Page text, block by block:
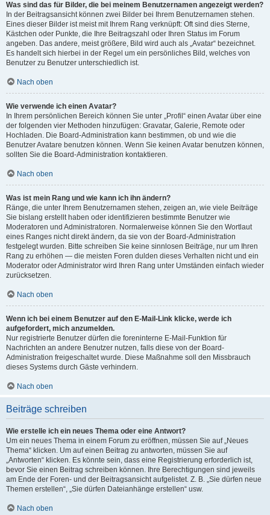
Was sind das für Bilder, die bei meinem Benutzernamen angezeigt werden?
In der Beitragsansicht können zwei Bilder bei Ihrem Benutzernamen stehen.
Eines dieser Bilder ist meist mit Ihrem Rang verknüpft: Oft sind dies Sterne,
Kästchen oder Punkte, die Ihre Beitragszahl oder Ihren Status im Forum
angeben. Das andere, meist größere, Bild wird auch als „Avatar“ bezeichnet.
Es handelt sich hierbei in der Regel um ein persönliches Bild, welches von
Benutzer zu Benutzer unterschiedlich ist.
Nach oben
Wie verwende ich einen Avatar?
In Ihrem persönlichen Bereich können Sie unter „Profil“ einen Avatar über eine
der folgenden vier Methoden hinzufügen: Gravatar, Galerie, Remote oder
Hochladen. Die Board-Administration kann bestimmen, ob und wie die
Benutzer Avatare benutzen können. Wenn Sie keinen Avatar benutzen können,
sollten Sie die Board-Administration kontaktieren.
Nach oben
Was ist mein Rang und wie kann ich ihn ändern?
Ränge, die unter Ihrem Benutzernamen stehen, zeigen an, wie viele Beiträge
Sie bislang erstellt haben oder identifizieren bestimmte Benutzer wie
Moderatoren und Administratoren. Normalerweise können Sie den Wortlaut
eines Ranges nicht direkt ändern, da sie von der Board-Administration
festgelegt wurden. Bitte schreiben Sie keine sinnlosen Beiträge, nur um Ihren
Rang zu erhöhen — die meisten Foren dulden dieses Verhalten nicht und ein
Moderator oder Administrator wird Ihren Rang unter Umständen einfach wieder
zurücksetzen.
Nach oben
Wenn ich bei einem Benutzer auf den E-Mail-Link klicke, werde ich
aufgefordert, mich anzumelden.
Nur registrierte Benutzer dürfen die foreninterne E-Mail-Funktion für
Nachrichten an andere Benutzer nutzen, falls diese von der Board-
Administration freigeschaltet wurde. Diese Maßnahme soll den Missbrauch
dieses Systems durch Gäste verhindern.
Nach oben
Beiträge schreiben
Wie erstelle ich ein neues Thema oder eine Antwort?
Um ein neues Thema in einem Forum zu eröffnen, müssen Sie auf „Neues
Thema“ klicken. Um auf einen Beitrag zu antworten, müssen Sie auf
„Antworten“ klicken. Es könnte sein, dass eine Registrierung erforderlich ist,
bevor Sie einen Beitrag schreiben können. Ihre Berechtigungen sind jeweils
am Ende der Foren- und der Beitragsansicht aufgelistet. Z. B. „Sie dürfen neue
Themen erstellen“, „Sie dürfen Dateianhänge erstellen“ usw.
Nach oben